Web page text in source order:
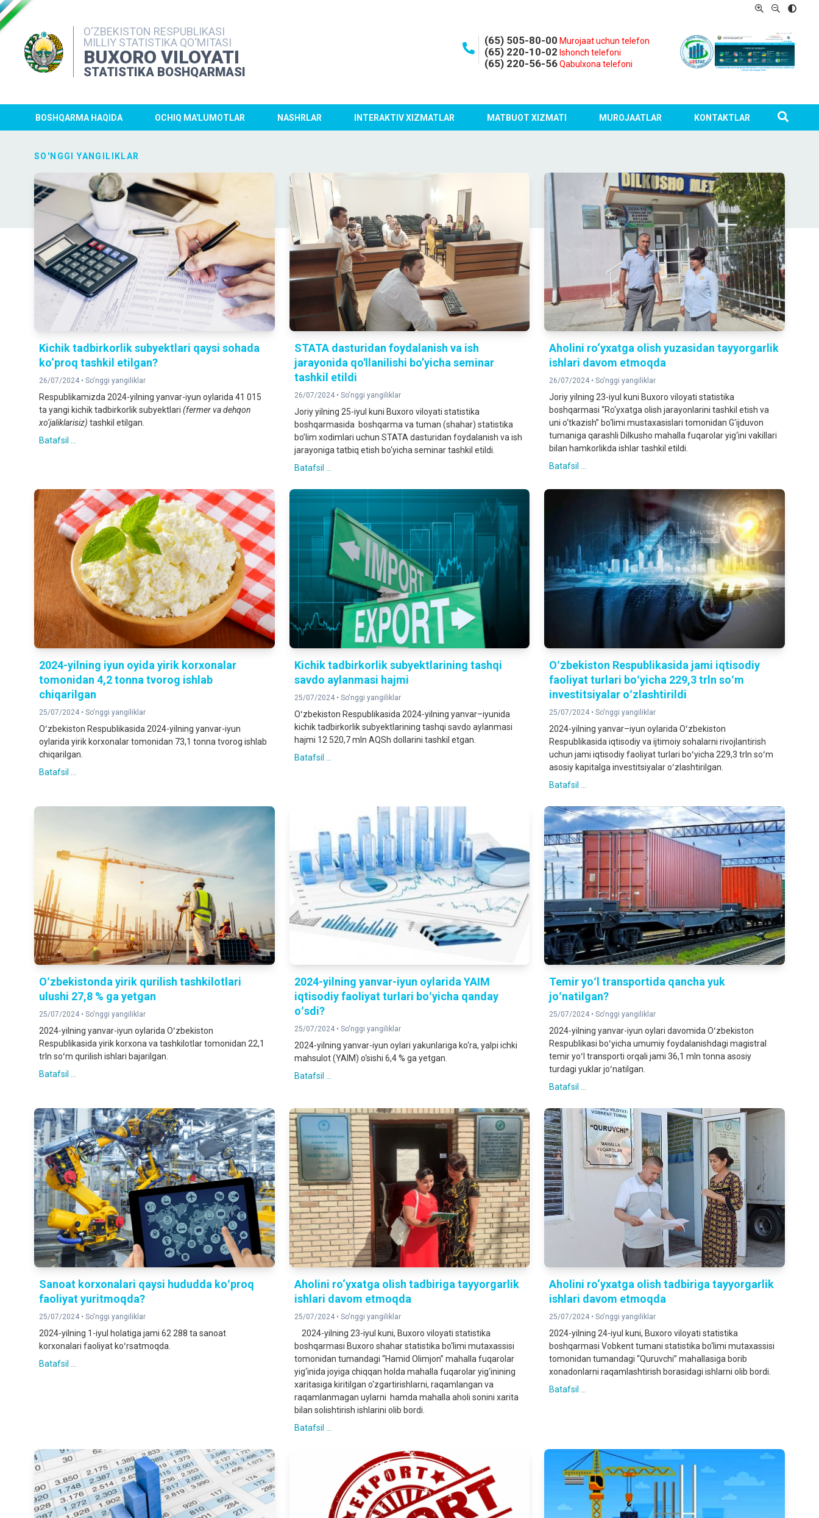
O‘ZBEKISTON RESPUBLIKASI
MILLIY STATISTIKA QO‘MITASI
BUXORO VILOYATI
STATISTIKA BOSHQARMASI
(65) 505-80-00 Murojaat uchun telefon
(65) 220-10-02 Ishonch telefoni
(65) 220-56-56 Qabulxona telefoni
BOSHQARMA HAQIDA OCHIQ MA'LUMOTLAR NASHRLAR INTERAKTIV XIZMATLAR MATBUOT XIZMATI MUROJAATLAR KONTAKTLAR
SO'NGGI YANGILIKLAR
Kichik tadbirkorlik subyektlari qaysi sohada
ko‘proq tashkil etilgan?
26/07/2024 • So'nggi yangiliklar
Respublikamizda 2024-yilning yanvar-iyun oylarida 41 015
ta yangi kichik tadbirkorlik subyektlari (fermer va dehqon
xo‘jaliklarisiz) tashkil etilgan.
Batafsil ...
STATA dasturidan foydalanish va ish
jarayonida qo'llanilishi bo’yicha seminar
tashkil etildi
26/07/2024 • So'nggi yangiliklar
Joriy yilning 25-iyul kuni Buxoro viloyati statistika
boshqarmasida boshqarma va tuman (shahar) statistika
bo’lim xodimlari uchun STATA dasturidan foydalanish va ish
jarayoniga tatbiq etish bo‘yicha seminar tashkil etildi.
Batafsil ...
Aholini ro‘yxatga olish yuzasidan tayyorgarlik
ishlari davom etmoqda
26/07/2024 •So'nggi yangiliklar
Joriy yilning 23-iyul kuni Buxoro viloyati statistika
boshqarmasi “Ro‘yxatga olish jarayonlarini tashkil etish va
uni o‘tkazish” bo‘limi mustaxasislari tomonidan G'ijduvon
tumaniga qarashli Dilkusho mahalla fuqarolar yig‘ini vakillari
bilan hamkorlikda ishlar tashkil etildi.
Batafsil ...
2024-yilning iyun oyida yirik korxonalar
tomonidan 4,2 tonna tvorog ishlab
chiqarilgan
25/07/2024 • So'nggi yangiliklar
Oʻzbekiston Respublikasida 2024-yilning yanvar-iyun
oylarida yirik korxonalar tomonidan 73,1 tonna tvorog ishlab
chiqarilgan.
Batafsil ...
Kichik tadbirkorlik subyektlarining tashqi
savdo aylanmasi hajmi
25/07/2024 • So'nggi yangiliklar
Oʻzbekiston Respublikasida 2024-yilning yanvar–iyunida
kichik tadbirkorlik subyektlarining tashqi savdo aylanmasi
hajmi 12 520,7 mln AQSh dollarini tashkil etgan.
Batafsil ...
Oʻzbekiston Respublikasida jami iqtisodiy
faoliyat turlari boʻyicha 229,3 trln soʻm
investitsiyalar oʻzlashtirildi
25/07/2024 •So'nggi yangiliklar
2024-yilning yanvar–iyun oylarida Oʻzbekiston
Respublikasida iqtisodiy va ijtimoiy sohalarni rivojlantirish
uchun jami iqtisodiy faoliyat turlari boʻyicha 229,3 trln soʻm
asosiy kapitalga investitsiyalar oʻzlashtirilgan.
Batafsil ...
Oʻzbekistonda yirik qurilish tashkilotlari
ulushi 27,8 % ga yetgan
25/07/2024 • So'nggi yangiliklar
2024-yilning yanvar-iyun oylarida Oʻzbekiston
Respublikasida yirik korxona va tashkilotlar tomonidan 22,1
trln soʻm qurilish ishlari bajarilgan.
Batafsil ...
2024-yilning yanvar-iyun oylarida YAIM
iqtisodiy faoliyat turlari boʻyicha qanday
oʻsdi?
25/07/2024 • So'nggi yangiliklar
2024-yilning yanvar-iyun oylari yakunlariga ko‘ra, yalpi ichki
mahsulot (YAIM) o‘sishi 6,4 % ga yetgan.
Batafsil ...
Temir yoʻl transportida qancha yuk
joʻnatilgan?
25/07/2024 •So'nggi yangiliklar
2024-yilning yanvar-iyun oylari davomida Oʻzbekiston
Respublikasi boʻyicha umumiy foydalanishdagi magistral
temir yoʻl transporti orqali jami 36,1 mln tonna asosiy
turdagi yuklar joʻnatilgan.
Batafsil ...
Sanoat korxonalari qaysi hududda koʻproq
faoliyat yuritmoqda?
25/07/2024 • So'nggi yangiliklar
2024-yilning 1-iyul holatiga jami 62 288 ta sanoat
korxonalari faoliyat koʻrsatmoqda.
Batafsil ...
Aholini ro‘yxatga olish tadbiriga tayyorgarlik
ishlari davom etmoqda
25/07/2024 • So'nggi yangiliklar
2024-yilning 23-iyul kuni, Buxoro viloyati statistika
boshqarmasi Buxoro shahar statistika bo‘limi mutaxassisi
tomonidan tumandagi “Hamid Olimjon” mahalla fuqarolar
yig‘inida joyiga chiqqan holda mahalla fuqarolar yig‘inining
xaritasiga kiritilgan o‘zgartirishlarni, raqamlangan va
raqamlanmagan uylarni hamda mahalla aholi sonini xarita
bilan solishtirish ishlarini olib bordi.
Batafsil ...
Aholini ro‘yxatga olish tadbiriga tayyorgarlik
ishlari davom etmoqda
25/07/2024 •So'nggi yangiliklar
2024-yilning 24-iyul kuni, Buxoro viloyati statistika
boshqarmasi Vobkent tumani statistika bo‘limi mutaxassisi
tomonidan tumandagi “Quruvchi” mahallasiga borib
xonadonlarni raqamlashtirish borasidagi ishlarni olib bordi.
Batafsil ...